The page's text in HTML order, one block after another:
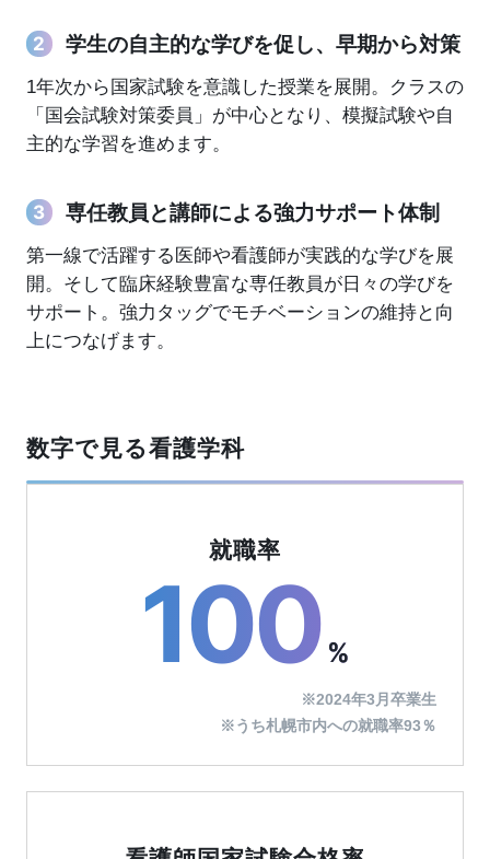
学生の自主的な学びを促し、早期から対策
1年次から国家試験を意識した授業を展開。クラスの
「国会試験対策委員」が中心となり、模擬試験や自
主的な学習を進めます。
専任教員と講師による強力サポート体制
第一線で活躍する医師や看護師が実践的な学びを展
開。そして臨床経験豊富な専任教員が日々の学びを
サポート。強力タッグでモチベーションの維持と向
上につなげます。
数字で見る看護学科
就職率
100 %
※2024年3月卒業生
※うち札幌市内への就職率93％